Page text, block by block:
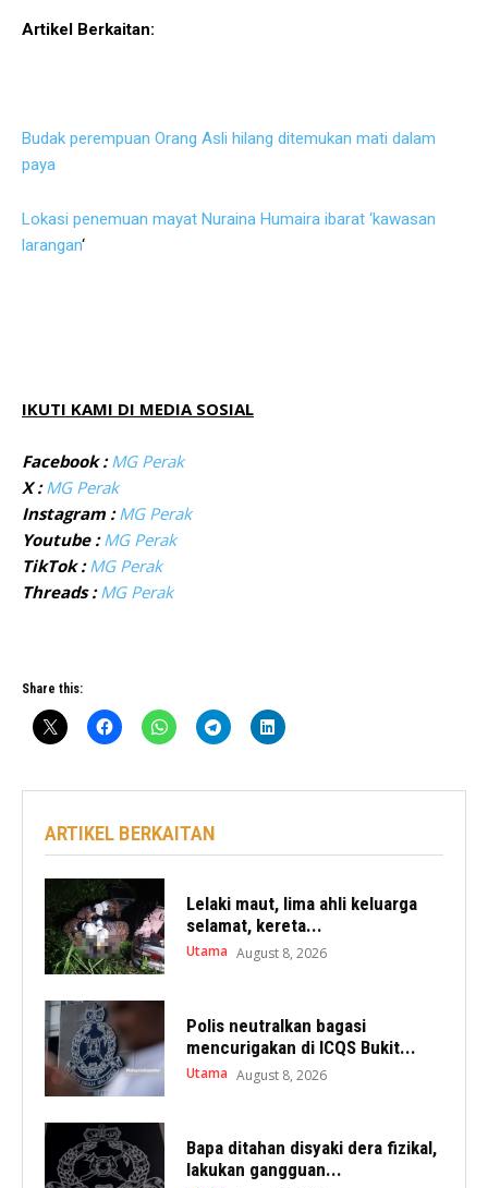
Artikel Berkaitan:
Budak perempuan Orang Asli hilang ditemukan mati dalam
paya
Lokasi penemuan mayat Nuraina Humaira ibarat ‘kawasan
larangan‘
IKUTI KAMI DI MEDIA SOSIAL
Facebook : MG Perak
X : MG Perak
Instagram : MG Perak
Youtube : MG Perak
TikTok : MG Perak
Threads : MG Perak
Share this:
ARTIKEL BERKAITAN
Lelaki maut, lima ahli keluarga
selamat, kereta...
Utama August 8, 2026
Polis neutralkan bagasi
mencurigakan di ICQS Bukit...
Utama August 8, 2026
Bapa ditahan disyaki dera fizikal,
lakukan gangguan...